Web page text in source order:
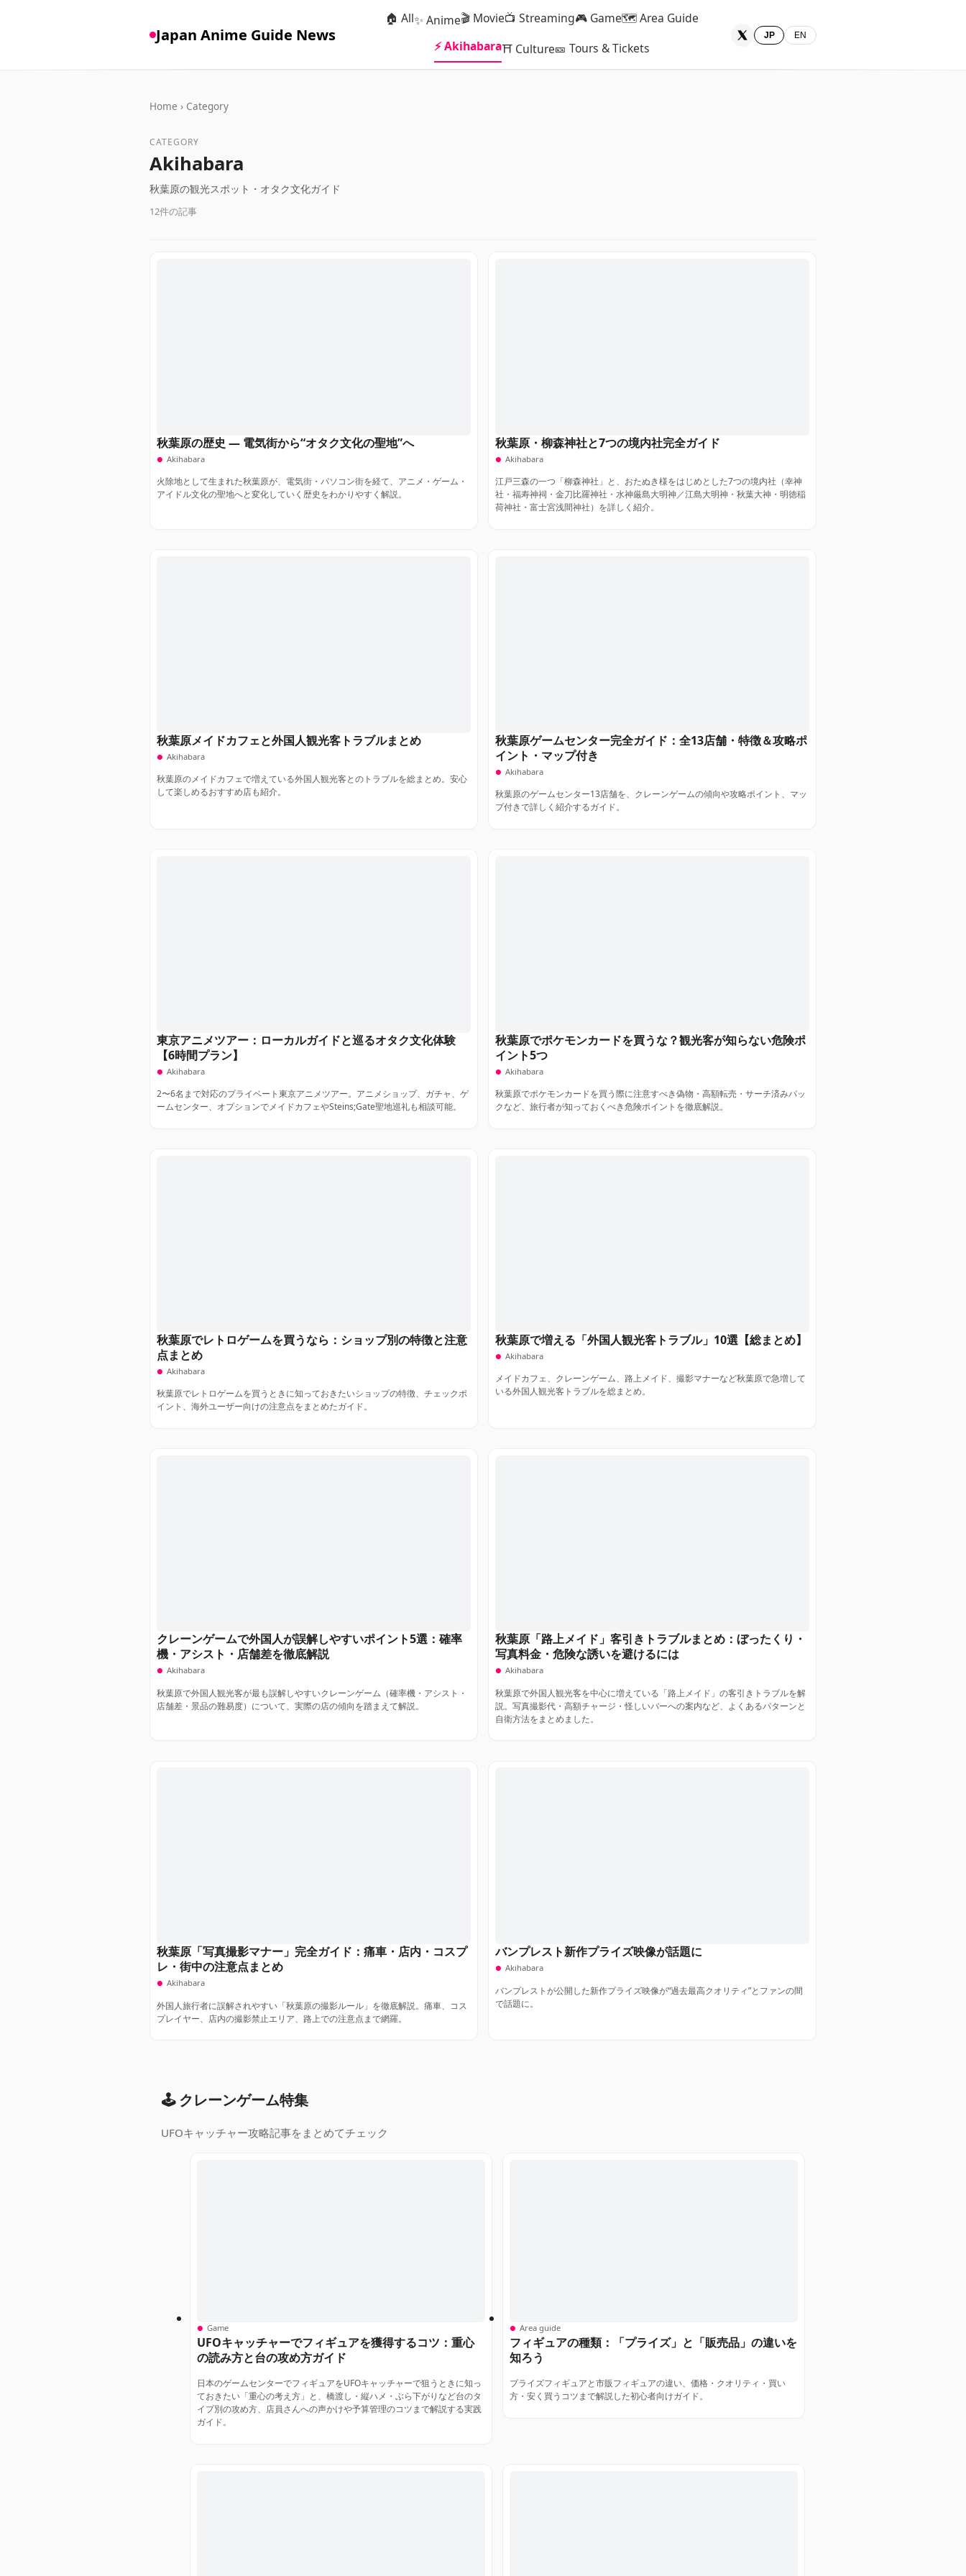
Japan Anime Guide News
🏠 All✨ Anime🎬 Movie📺 Streaming🎮 Game🗺 Area Guide
⚡ Akihabara⛩ Culture🎫 Tours & Tickets
JP EN
Home › Category
CATEGORY
Akihabara
秋葉原の観光スポット・オタク文化ガイド
12件の記事
秋葉原の歴史 ― 電気街から“オタク文化の聖地”へ
Akihabara
火除地として生まれた秋葉原が、電気街・パソコン街を経て、アニメ・ゲーム・
アイドル文化の聖地へと変化していく歴史をわかりやすく解説。
秋葉原・柳森神社と7つの境内社完全ガイド
Akihabara
江戸三森の一つ「柳森神社」と、おたぬき様をはじめとした7つの境内社（幸神
社・福寿神祠・金刀比羅神社・水神厳島大明神／江島大明神・秋葉大神・明徳稲
荷神社・富士宮浅間神社）を詳しく紹介。
秋葉原メイドカフェと外国人観光客トラブルまとめ
Akihabara
秋葉原のメイドカフェで増えている外国人観光客とのトラブルを総まとめ。安心
して楽しめるおすすめ店も紹介。
秋葉原ゲームセンター完全ガイド：全13店舗・特徴＆攻略ポ
イント・マップ付き
Akihabara
秋葉原のゲームセンター13店舗を、クレーンゲームの傾向や攻略ポイント、マッ
プ付きで詳しく紹介するガイド。
東京アニメツアー：ローカルガイドと巡るオタク文化体験
【6時間プラン】
Akihabara
2〜6名まで対応のプライベート東京アニメツアー。アニメショップ、ガチャ、ゲ
ームセンター、オプションでメイドカフェやSteins;Gate聖地巡礼も相談可能。
秋葉原でポケモンカードを買うな？観光客が知らない危険ポ
イント5つ
Akihabara
秋葉原でポケモンカードを買う際に注意すべき偽物・高額転売・サーチ済みパッ
クなど、旅行者が知っておくべき危険ポイントを徹底解説。
秋葉原でレトロゲームを買うなら：ショップ別の特徴と注意
点まとめ
Akihabara
秋葉原でレトロゲームを買うときに知っておきたいショップの特徴、チェックポ
イント、海外ユーザー向けの注意点をまとめたガイド。
秋葉原で増える「外国人観光客トラブル」10選【総まとめ】
Akihabara
メイドカフェ、クレーンゲーム、路上メイド、撮影マナーなど秋葉原で急増して
いる外国人観光客トラブルを総まとめ。
クレーンゲームで外国人が誤解しやすいポイント5選：確率
機・アシスト・店舗差を徹底解説
Akihabara
秋葉原で外国人観光客が最も誤解しやすいクレーンゲーム（確率機・アシスト・
店舗差・景品の難易度）について、実際の店の傾向を踏まえて解説。
秋葉原「路上メイド」客引きトラブルまとめ：ぼったくり・
写真料金・危険な誘いを避けるには
Akihabara
秋葉原で外国人観光客を中心に増えている「路上メイド」の客引きトラブルを解
説。写真撮影代・高額チャージ・怪しいバーへの案内など、よくあるパターンと
自衛方法をまとめました。
秋葉原「写真撮影マナー」完全ガイド：痛車・店内・コスプ
レ・街中の注意点まとめ
Akihabara
外国人旅行者に誤解されやすい「秋葉原の撮影ルール」を徹底解説。痛車、コス
プレイヤー、店内の撮影禁止エリア、路上での注意点まで網羅。
バンプレスト新作プライズ映像が話題に
Akihabara
バンプレストが公開した新作プライズ映像が“過去最高クオリティ”とファンの間
で話題に。
🕹️ クレーンゲーム特集
UFOキャッチャー攻略記事をまとめてチェック
Game
UFOキャッチャーでフィギュアを獲得するコツ：重心
の読み方と台の攻め方ガイド
日本のゲームセンターでフィギュアをUFOキャッチャーで狙うときに知っ
ておきたい「重心の考え方」と、橋渡し・縦ハメ・ぶら下がりなど台のタ
イプ別の攻め方、店員さんへの声かけや予算管理のコツまで解説する実践
ガイド。
Area guide
フィギュアの種類：「プライズ」と「販売品」の違いを
知ろう
プライズフィギュアと市販フィギュアの違い、価格・クオリティ・買い
方・安く買うコツまで解説した初心者向けガイド。